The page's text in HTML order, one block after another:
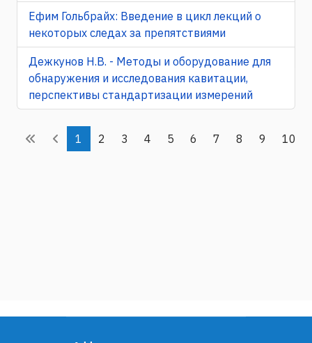
Ефим Гольбрайх: Введение в цикл лекций о
некоторых следах за препятствиями
Дежкунов Н.В. - Методы и оборудование для
обнаружения и исследования кавитации,
перспективы стандартизации измерений
1 2 3 4 5 6 7 8 9 10